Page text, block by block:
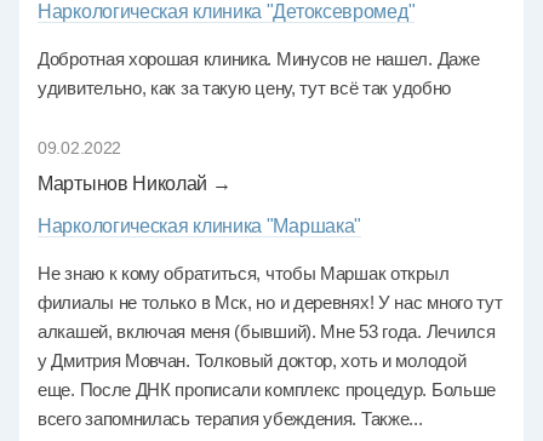
Наркологическая клиника "Детоксевромед"
Добротная хорошая клиника. Минусов не нашел. Даже
удивительно, как за такую цену, тут всё так удобно
09.02.2022
Мартынов Николай →
Наркологическая клиника "Маршака"
Не знаю к кому обратиться, чтобы Маршак открыл
филиалы не только в Мск, но и деревнях! У нас много тут
алкашей, включая меня (бывший). Мне 53 года. Лечился
у Дмитрия Мовчан. Толковый доктор, хоть и молодой
еще. После ДНК прописали комплекс процедур. Больше
всего запомнилась терапия убеждения. Также...